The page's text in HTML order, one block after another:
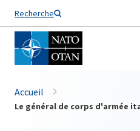
Recherche
Nom de famille*
Accueil